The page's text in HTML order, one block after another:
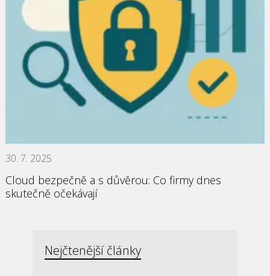
30. 7. 2025
Cloud bezpečně a s důvěrou: Co firmy dnes
skutečně očekávají
Nejčtenější články